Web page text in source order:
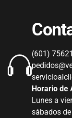
(601)
Horario de
Lunes a
sábados